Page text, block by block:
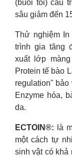
(buổi tối) cấu
sâu giảm đến
Thử nghiệm In
trình gia tăng
xuất lớp
Protein tế bào
regulation" bảo
Enzyme hóa,
da.
ECTOIN®: là
một cách tự
sinh vật có khả